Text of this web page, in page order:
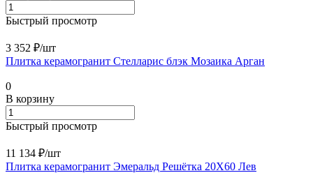
Быстрый просмотр
3 352 ₽/шт
Плитка керамогранит Стелларис блэк Мозаика Арган
0
В корзину
Быстрый просмотр
11 134 ₽/шт
Плитка керамогранит Эмеральд Решётка 20X60 Лев